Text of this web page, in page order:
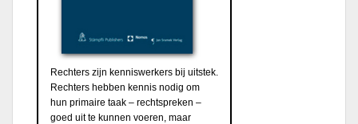
Rechters zijn kenniswerkers bij uitstek.
Rechters hebben kennis nodig om
hun primaire taak – rechtspreken –
goed uit te kunnen voeren, maar